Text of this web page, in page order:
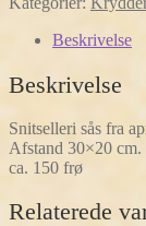
antal
Beskrivelse
Beskrivelse
Snitselleri sås fra
Afstand 30×20 cm.
ca. 150 frø
Relaterede